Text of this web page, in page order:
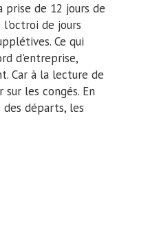
de 12 jours de
de jours
Ce qui
d'entreprise,
Car à la lecture de
les congés. En
départs, les